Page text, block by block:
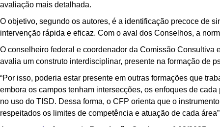
avaliação mais detalhada.
O objetivo, segundo os autores, é a identificação precoce de
intervenção rápida e eficaz. Com o aval dos Conselhos, a
O conselheiro federal e coordenador da Comissão
avalia um construto interdisciplinar, presente na formação de
“Por isso, poderia estar presente em outras formações que
embora os campos tenham intersecções, os enfoques de
no uso do TISD. Dessa forma, o CFP orienta que o
respeitados os limites de competência e atuação de cada